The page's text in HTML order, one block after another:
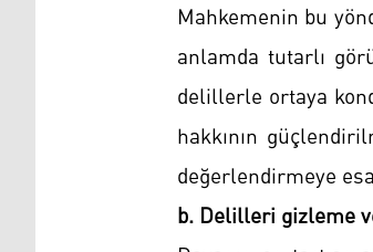
Mahkemenin bu
anlamda tutarlı
delillerle ortaya
hakkının
değerlendirmeye
b. Delilleri gizleme